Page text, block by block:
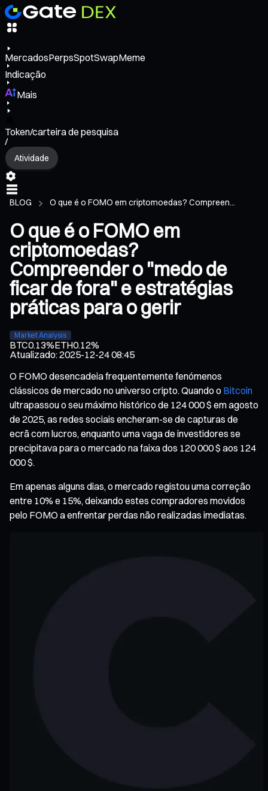
MercadosPerpsSpotSwapMeme
Indicação
Mais
Token/carteira de pesquisa
/
Atividade
BLOG O que é o FOMO em criptomoedas? Compreen...
O que é o FOMO em
criptomoedas?
Compreender o "medo de
ficar de fora" e estratégias
práticas para o gerir
Market Analysis
BTC0.13%ETH0.12%
Atualizado:2025-12-24 08:45
O FOMO desencadeia frequentemente fenómenos
clássicos de mercado no universo cripto. Quando o Bitcoin
ultrapassou o seu máximo histórico de 124 000 $ em agosto
de 2025, as redes sociais encheram-se de capturas de
ecrã com lucros, enquanto uma vaga de investidores se
precipitava para o mercado na faixa dos 120 000 $ aos 124
000 $.
Em apenas alguns dias, o mercado registou uma correção
entre 10% e 15%, deixando estes compradores movidos
pelo FOMO a enfrentar perdas não realizadas imediatas.